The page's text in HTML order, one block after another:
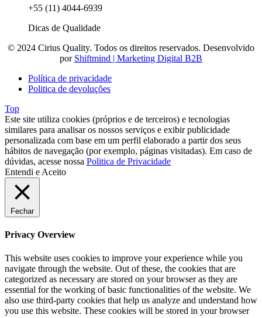
+55 (11) 4044-6939
Dicas de Qualidade
© 2024 Cirius Quality. Todos os direitos reservados. Desenvolvido
por Shiftmind | Marketing Digital B2B
Política de privacidade
Politica de devoluções
Top
Este site utiliza cookies (próprios e de terceiros) e tecnologias
similares para analisar os nossos serviços e exibir publicidade
personalizada com base em um perfil elaborado a partir dos seus
hábitos de navegação (por exemplo, páginas visitadas). Em caso de
dúvidas, acesse nossa Politica de Privacidade
Entendi e Aceito
Fechar
Privacy Overview
This website uses cookies to improve your experience while you
navigate through the website. Out of these, the cookies that are
categorized as necessary are stored on your browser as they are
essential for the working of basic functionalities of the website. We
also use third-party cookies that help us analyze and understand how
you use this website. These cookies will be stored in your browser